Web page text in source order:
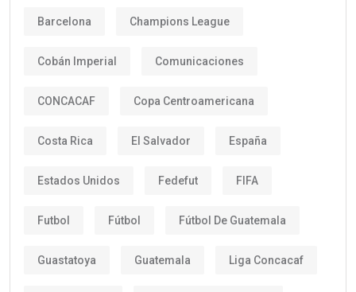
Barcelona Champions League
Cobán Imperial Comunicaciones
CONCACAF Copa Centroamericana
Costa Rica El Salvador España
Estados Unidos Fedefut FIFA
Futbol Fútbol Fútbol De Guatemala
Guastatoya Guatemala Liga Concacaf